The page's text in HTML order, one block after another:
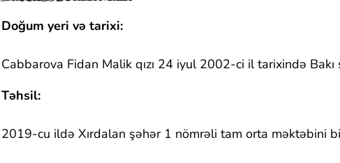
Doğum yeri və tarixi:
Cabbarova Fidan Malik qızı 24 iyul 2002-ci il tarixində
Təhsil:
2019-cu ildə Xırdalan şəhər 1 nömrəli tam orta məktəbini